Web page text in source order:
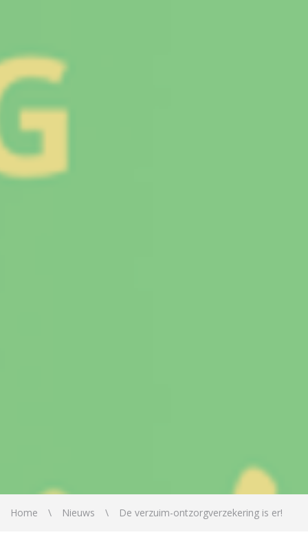
Home Nieuws De verzuim-ontzorgverzekering is er!